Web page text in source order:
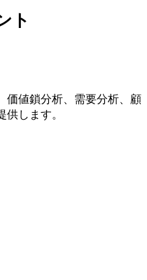
ト
価値鎖分析、需要分析、顧
します。